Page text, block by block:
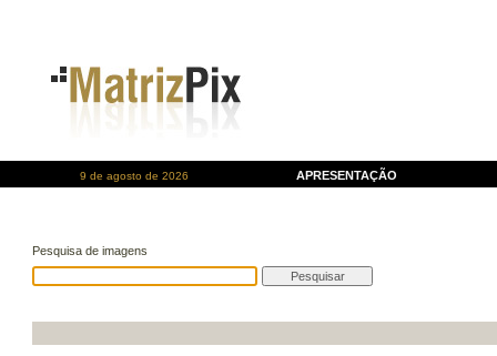
9 de agosto de 2026 APRESENTAÇÃO
Pesquisa de imagens